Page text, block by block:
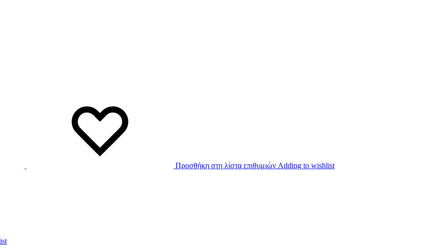
Προσθήκη στη λίστα επιθυμιών Adding to wishlist